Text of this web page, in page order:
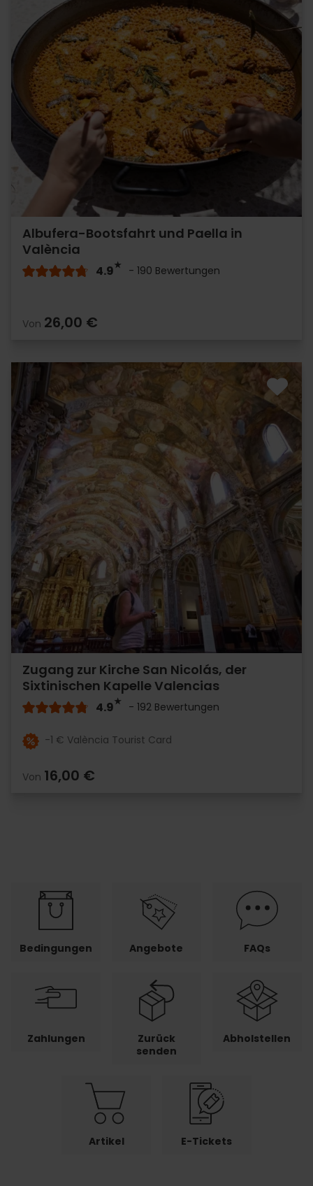
Albufera-Bootsfahrt und Paella in
València
4.9 - 190 Bewertungen
Von 26,00 €
Zugang zur Kirche San Nicolás, der
Sixtinischen Kapelle Valencias
4.9 - 192 Bewertungen
-1 € València Tourist Card
Von 16,00 €
Bedingungen Angebote FAQs
Zahlungen
Zurück
senden
Abholstellen
Artikel E-Tickets